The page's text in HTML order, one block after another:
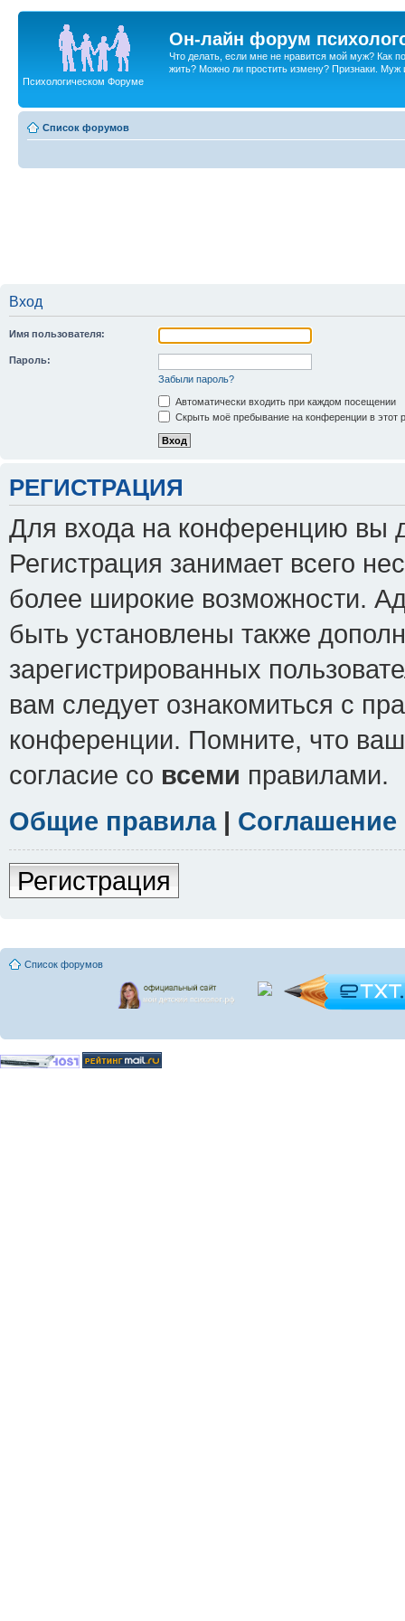
Он-лайн форум
Что делать, если мне не нравится мой муж? Как
жить? Можно ли простить измену? Признаки. Муж
Психологическом Форуме
Список форумов
Вход
Имя пользователя:
Пароль:
Забыли пароль?
Автоматически входить при каждом посещении
Скрыть моё пребывание на конференции в этот
РЕГИСТРАЦИЯ
Для входа на конференцию вы
Регистрация занимает всего
более широкие возможности.
быть установлены также
зарегистрированных
вам следует ознакомиться с
конференции. Помните, что
согласие со всеми правилами.
Общие правила|
Регистрация
Список форумов